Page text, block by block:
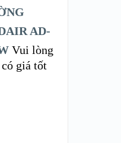
AD-
Vui lòng
giá tốt